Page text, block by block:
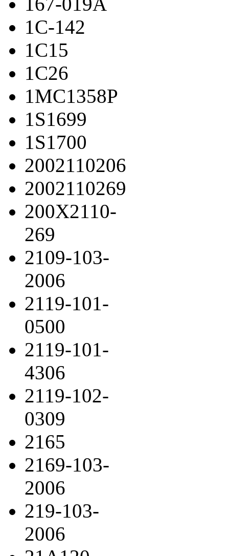
1C-142
1C15
1C26
1MC1358P
1S1699
1S1700
2002110206
2002110269
200X2110-
269
2109-103-
2006
2119-101-
0500
2119-101-
4306
2119-102-
0309
2165
2169-103-
2006
219-103-
2006